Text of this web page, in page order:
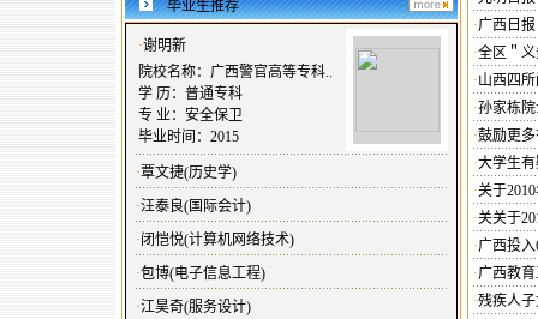
毕业生推荐
·谢明新
院校名称：广西警官高等专科..
学 历：普通专科
专 业：安全保卫
毕业时间：2015
·覃文捷(历史学)
·汪泰良(国际会计)
·闭恺悦(计算机网络技术)
·包博(电子信息工程)
·江昊奇(服务设计)
·广西日
·全区＂
·山西四
·孙家栋
·鼓励更
·大学生
·关于
·关关于
·广西投
·广西教
·残疾人